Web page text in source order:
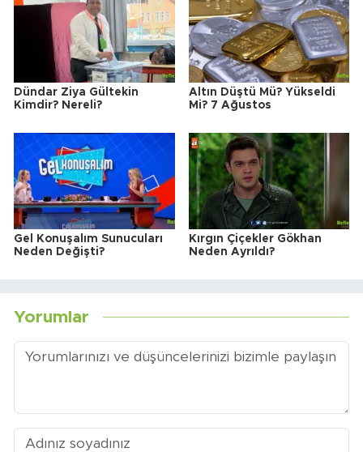
Dündar Ziya Gültekin
Kimdir? Nereli?
Altın Düştü Mü? Yükseldi
Mi? 7 Ağustos
Gel Konuşalım Sunucuları
Neden Değişti?
Kırgın Çiçekler Gökhan
Neden Ayrıldı?
Yorumlar